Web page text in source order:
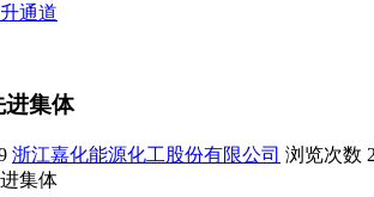
通道
进集体
浙江嘉化能源化工股份有限公司 浏览次数